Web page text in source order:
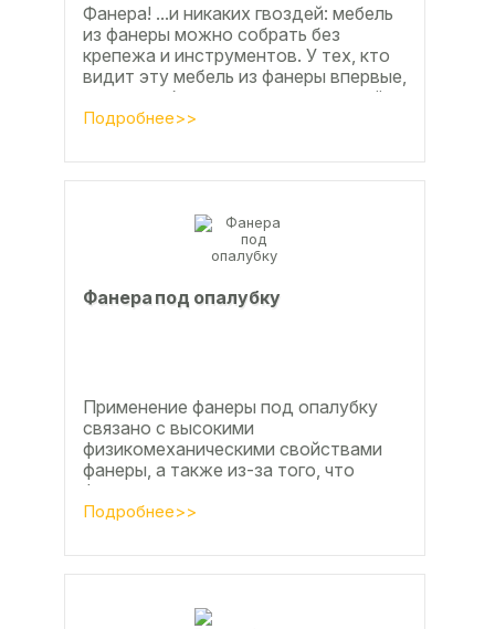
Фанера! ...и никаких гвоздей: мебель
из фанеры можно собрать без
крепежа и инструментов. У тех, кто
видит эту мебель из фанеры впервые,
реакция обычно состоит из четырёх
букв
Подробнее>>
Фанера под опалубку
Применение фанеры под опалубку
связано с высокими
физикомеханическими свойствами
фанеры, а также из-за того, что
фанера позволяет получать
достаточно большие ровные
Подробнее>>